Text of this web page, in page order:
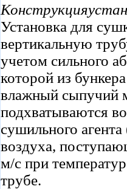
Установка для
вертикальную
учетом сильного
которой из
влажный сыпучий
подхватываются
сушильного
воздуха,
м/с при
трубе.